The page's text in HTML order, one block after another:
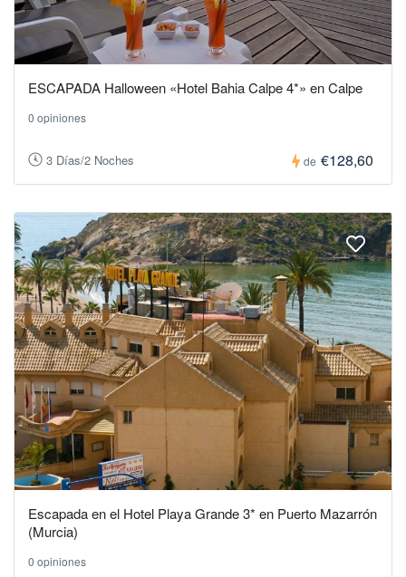
ESCAPADA Halloween «Hotel Bahia Calpe 4*» en Calpe
0 opiniones
3 Días/2 Noches de €128,60
Escapada en el Hotel Playa Grande 3* en Puerto Mazarrón
(Murcia)
0 opiniones